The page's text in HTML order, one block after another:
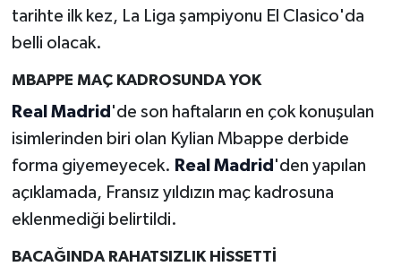
tarihte ilk kez, La Liga şampiyonu El Clasico'da
belli olacak.
MBAPPE MAÇ KADROSUNDA YOK
Real Madrid 'de son haftaların en çok konuşulan
isimlerinden biri olan Kylian Mbappe derbide
forma giyemeyecek. Real Madrid 'den yapılan
açıklamada, Fransız yıldızın maç kadrosuna
eklenmediği belirtildi.
BACAĞINDA RAHATSIZLIK HİSSETTİ